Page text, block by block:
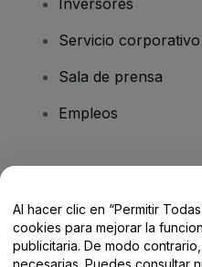
Inversores
Servicio corporativo
Sala de prensa
Empleos
Centro de Ayuda /
Al hacer clic en “Permitir
cookies para mejorar la
publicitaria. De modo
necesarias. Puedes consultar